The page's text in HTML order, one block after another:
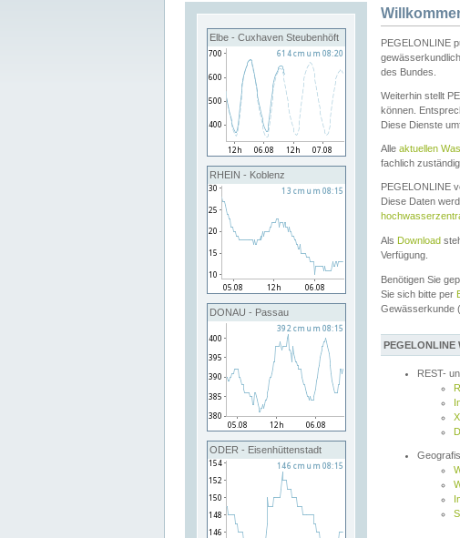
Elbe - Cuxhaven Steubenhöft
RHEIN - Koblenz
DONAU - Passau
ODER - Eisenhüttenstadt
PEGELONLINE
des Bundes.
Weiterhin stellt
können.
Diese Dienste
Alle aktuellen
fachlich
PEGELONLINE
Diese Daten
Als Download
Verfügung.
Benötigen Sie
Sie sich bitte per
Gewässerkunde (
PEGELONLINE
REST-